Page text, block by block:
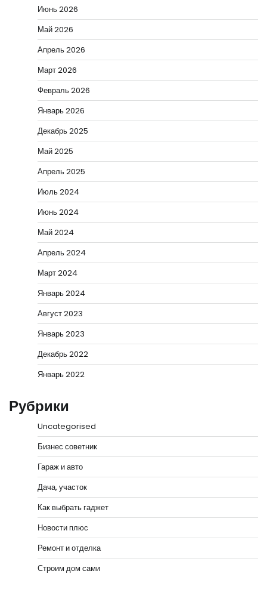
Июнь 2026
Май 2026
Апрель 2026
Март 2026
Февраль 2026
Январь 2026
Декабрь 2025
Май 2025
Апрель 2025
Июль 2024
Июнь 2024
Май 2024
Апрель 2024
Март 2024
Январь 2024
Август 2023
Январь 2023
Декабрь 2022
Январь 2022
Рубрики
Uncategorised
Бизнес советник
Гараж и авто
Дача, участок
Как выбрать гаджет
Новости плюс
Ремонт и отделка
Строим дом сами